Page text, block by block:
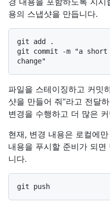
용의 스냅샷을 만듭니다.
git add .
git commit -m "a
파일을 스테이징하고 커밋
샷을 만들어 줘”라고 전달
변경을 수행하고 더 많은
현재, 변경 내용은 로컬에
내용을 푸시할 준비가 되
니다.